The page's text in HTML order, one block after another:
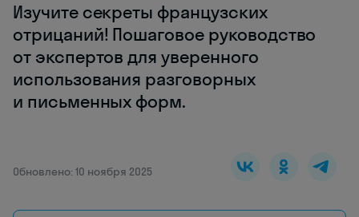
Изучите секреты французских
отрицаний! Пошаговое руководство
от экспертов для уверенного
использования разговорных
и письменных форм.
Обновлено: 10 ноября 2025